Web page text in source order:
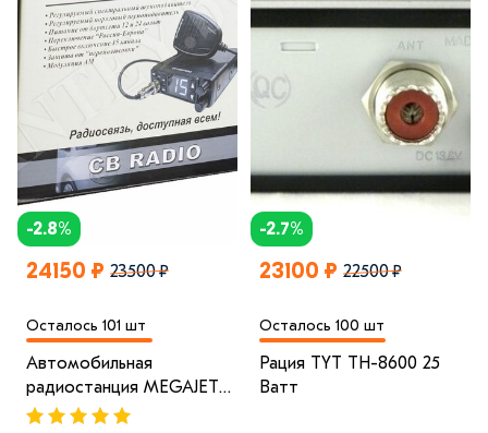
-2.8%
24150 ₽ 23500 ₽
Осталось 101 шт
Автомобильная
радиостанция MEGAJET
MJ-100
-2.7%
23100 ₽ 22500 ₽
Осталось 100 шт
Рация TYT TH-8600 25
Ватт